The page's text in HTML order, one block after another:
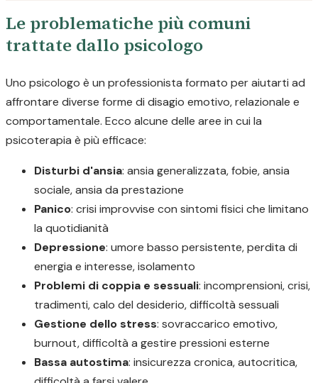
Le problematiche più comuni
trattate dallo psicologo
Uno psicologo è un professionista formato per aiutarti ad
affrontare diverse forme di disagio emotivo, relazionale e
comportamentale. Ecco alcune delle aree in cui la
psicoterapia è più efficace:
Disturbi d'ansia: ansia generalizzata, fobie, ansia
sociale, ansia da prestazione
Panico: crisi improvvise con sintomi fisici che limitano
la quotidianità
Depressione: umore basso persistente, perdita di
energia e interesse, isolamento
Problemi di coppia e sessuali: incomprensioni, crisi,
tradimenti, calo del desiderio, difficoltà sessuali
Gestione dello stress: sovraccarico emotivo,
burnout, difficoltà a gestire pressioni esterne
Bassa autostima: insicurezza cronica, autocritica,